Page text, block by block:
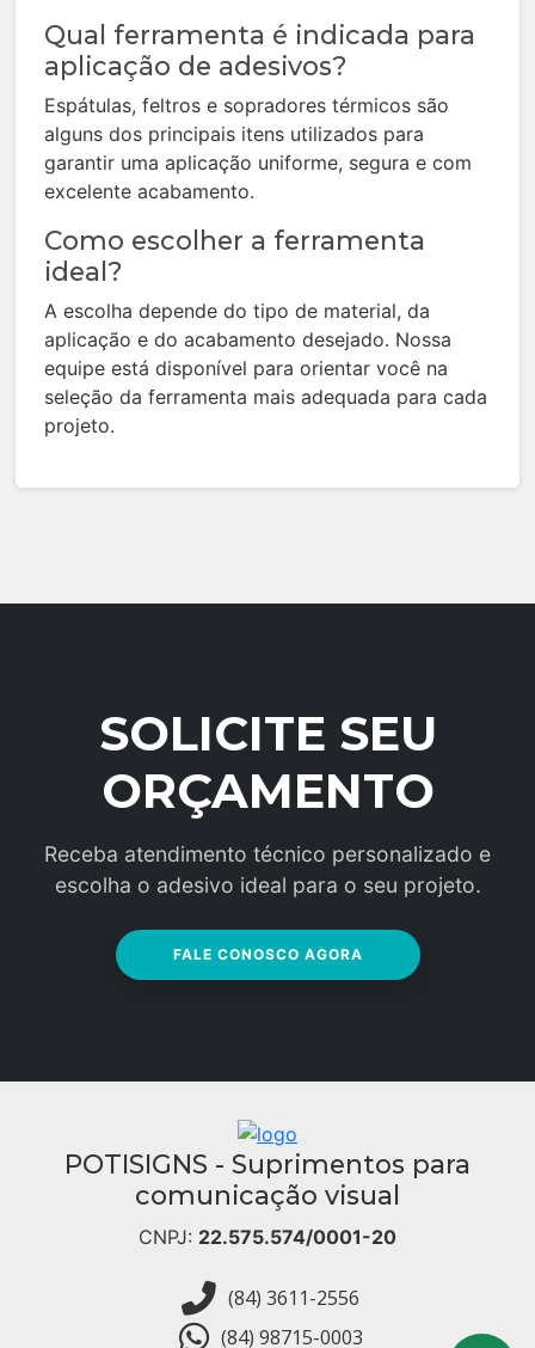
Qual ferramenta é indicada para
aplicação de adesivos?
Espátulas, feltros e sopradores térmicos são
alguns dos principais itens utilizados para
garantir uma aplicação uniforme, segura e com
excelente acabamento.
Como escolher a ferramenta
ideal?
A escolha depende do tipo de material, da
aplicação e do acabamento desejado. Nossa
equipe está disponível para orientar você na
seleção da ferramenta mais adequada para cada
projeto.
SOLICITE SEU
ORÇAMENTO
Receba atendimento técnico personalizado e
escolha o adesivo ideal para o seu projeto.
FALE CONOSCO AGORA
POTISIGNS - Suprimentos para
comunicação visual
CNPJ: 22.575.574/0001-20
(84) 3611-2556
(84) 98715-0003